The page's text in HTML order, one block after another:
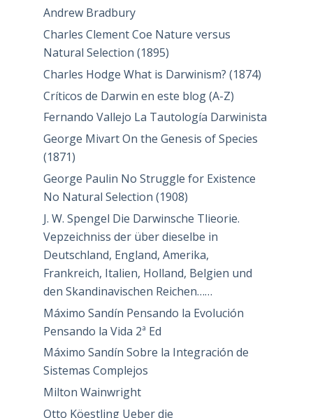
Andrew Bradbury
Charles Clement Coe Nature versus
Natural Selection (1895)
Charles Hodge What is Darwinism? (1874)
Críticos de Darwin en este blog (A-Z)
Fernando Vallejo La Tautología Darwinista
George Mivart On the Genesis of Species
(1871)
George Paulin No Struggle for Existence
No Natural Selection (1908)
J. W. Spengel Die Darwinsche Tlieorie.
Vepzeichniss der über dieselbe in
Deutschland, England, Amerika,
Frankreich, Italien, Holland, Belgien und
den Skandinavischen Reichen……
Máximo Sandín Pensando la Evolución
Pensando la Vida 2ª Ed
Máximo Sandín Sobre la Integración de
Sistemas Complejos
Milton Wainwright
Otto Köestling Ueber die